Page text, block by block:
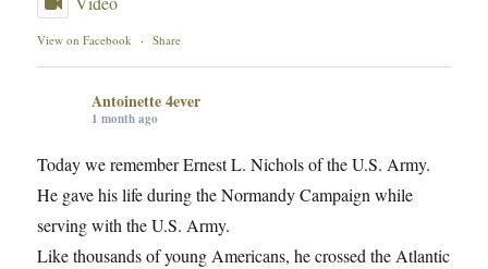
View on Facebook · Share
Antoinette 4ever
1 month ago
Today we remember Ernest L. Nichols of the U.S. Army.
He gave his life during the Normandy Campaign while
serving with the U.S. Army.
Like thousands of young Americans, he crossed the Atlantic